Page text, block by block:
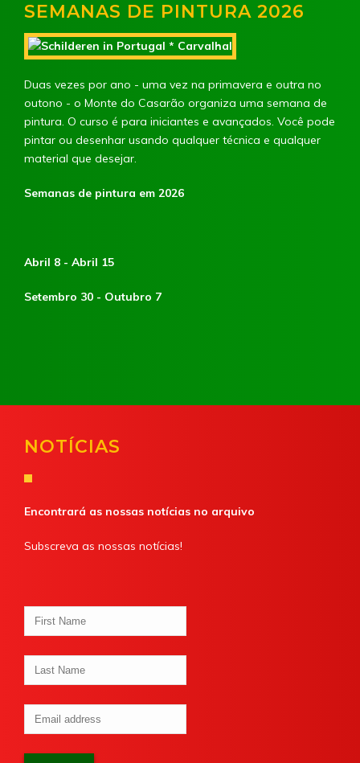
SEMANAS DE PINTURA 2026
Duas vezes por ano - uma vez na primavera e outra no
outono - o Monte do Casarão organiza uma semana de
pintura. O curso é para iniciantes e avançados. Você pode
pintar ou desenhar usando qualquer técnica e qualquer
material que desejar.
Semanas de pintura em 2026
Abril 8 - Abril 15
Setembro 30 - Outubro 7
NOTÍCIAS
Encontrará as nossas notícias no arquivo
Subscreva as nossas notícias!